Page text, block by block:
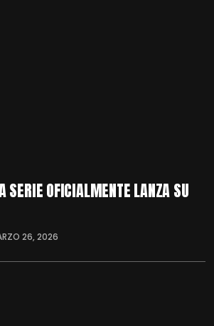
SERIE OFICIALMENTE LANZA SU
26, 2026